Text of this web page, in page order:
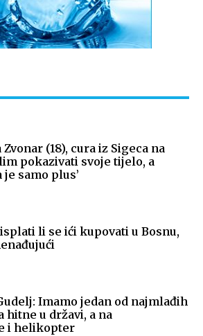
Zvonar (18), cura iz Sigeca na
pokazivati svoje tijelo, a
je samo plus’
li se ići kupovati u Bosnu,
Imamo jedan od najmlađih
hitne u državi, a na
i helikopter